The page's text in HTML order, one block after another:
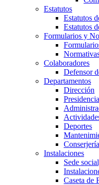
Estatutos
Estatutos
Estatutos
Formularios y
Colaboradores
Defensor
Departamentos
Dirección
Presidencia
Deportes
Conserjería
Instalaciones
Sede
Caseta de